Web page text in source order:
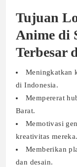
Tujuan
Anime di
Terbesar
Meningkatkan
di Indonesia.
Mempererat
Barat.
Memotivasi
kreativitas mereka.
Memberikan
dan desain.